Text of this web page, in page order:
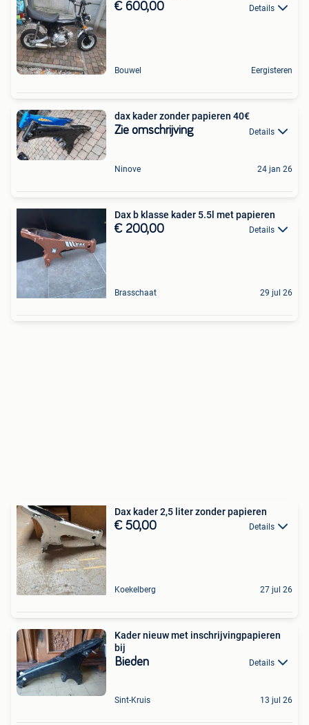
€ 600,00 Details
Bouwel Eergisteren
dax kader zonder papieren 40€
Zie omschrijving Details
Ninove 24 jan 26
Dax b klasse kader 5.5l met papieren
€ 200,00 Details
Brasschaat 29 jul 26
Dax kader 2,5 liter zonder papieren
€ 50,00 Details
Koekelberg 27 jul 26
Kader nieuw met inschrijvingpapieren
bij
Bieden Details
Sint-Kruis 13 jul 26